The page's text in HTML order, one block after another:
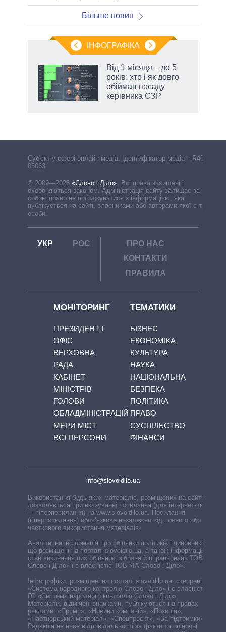
Більше новин
ІНФОГРАФІКА
Від 1 місяця – до 5
років: хто і як довго
обіймав посаду
керівника СЗР
Cуб'єкт у сфері онлайн-медіа. Ідентифікатор медіа – R40-
05063
© 2009—2026 «Слово і Діло». Всі права захищені і
охороняються законом. Адміністрація сайту залишає за
собою право не погоджуватися з інформацією, яка
публікується на сайті, власниками або авторами якої є треті
особи.
УКР РОС
ПРО НАС
КОНТАКТИ
ПРАВИЛА
МОНІТОРИНГ
ПРЕЗИДЕНТ І
ОФІС
ВЕРХОВНА
РАДА
КАБІНЕТ
МІНІСТРІВ
ГОЛОВИ
ОБЛАДМІНІСТРАЦІЙ
МЕРИ МІСТ
ВСІ ПЕРСОНИ
ТЕМАТИКИ
БІЗНЕС
ЕКОНОМІКА
КУЛЬТУРА
НАУКА
НАЦІОНАЛЬНА
БЕЗПЕКА
ПОЛІТИКА
ПРАВО
СУСПІЛЬСТВО
ФІНАНСИ
info@slovoidilo.ua
Використання будь-яких матеріалів, розміщених на сайті,
дозволяється при вказуванні посилання (для інтернет-видань
— гіперпосилання) на www.slovoidilo.ua. Посилання
(гіперпосилання) обов’язкове незалежно від повного або
часткового використання матеріалів.
Аналітична інформація про обіцянки політиків і чиновників,
що розміщені на порталі slovoidilo.ua, а також інформація про
стан виконання цих обіцянок, зібрана й опрацьована ТОВ «ІА
Слово і Діло» і є власністю ТОВ «ІА Слово і Діло».
Інфографіки, розміщені на порталі slovoidilo.ua, створені ГО
«Система народного контролю Слово і Діло» і є власністю
ГО «Система народного контролю Слово і Діло».
Матеріали, відмічені значками, публікуються на правах
реклами: «Промо», «Новини компаній», «Позиція»,
«Партнерський матеріал», «Спецпроєкт», «За підтримки».
Редакція не несе відповідальності за факти та оціночні